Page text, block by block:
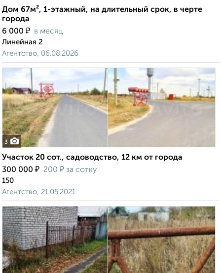
Дом 67м², 1-этажный, на длительный срок, в черте
города
6 000 ₽ в месяц
Линейная 2
Агентство, 06.08.2026
3
Участок 20 сот., садоводство, 12 км от города
300 000 ₽ 200 ₽ за сотку
150
Агентство, 21.05.2021